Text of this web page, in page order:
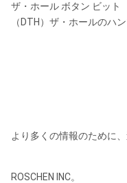
ザ・ホール ボタン ビット
（DTH）ザ・ホールのハ
より多くの情報のために
ROSCHEN INC。